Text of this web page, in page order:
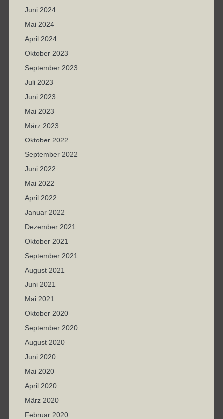
Juni 2024
Mai 2024
April 2024
Oktober 2023
September 2023
Juli 2023
Juni 2023
Mai 2023
März 2023
Oktober 2022
September 2022
Juni 2022
Mai 2022
April 2022
Januar 2022
Dezember 2021
Oktober 2021
September 2021
August 2021
Juni 2021
Mai 2021
Oktober 2020
September 2020
August 2020
Juni 2020
Mai 2020
April 2020
März 2020
Februar 2020